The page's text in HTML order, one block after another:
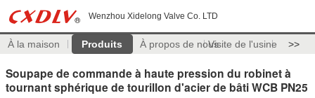
Wenzhou Xidelong Valve Co. LTD
À la maison Produits À propos de nousVisite de l'usine >>
Soupape de commande à haute pression du robinet à
tournant sphérique de tourillon d'acier de bâti WCB PN25